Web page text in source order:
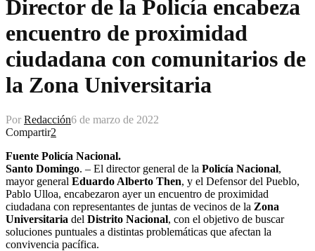
Director de la Policía encabeza
encuentro de proximidad
ciudadana con comunitarios de
la Zona Universitaria
Por Redacción6 de marzo de 2022
Compartir2
Fuente Policía Nacional.
Santo Domingo. – El director general de la Policía Nacional,
mayor general Eduardo Alberto Then, y el Defensor del Pueblo,
Pablo Ulloa, encabezaron ayer un encuentro de proximidad
ciudadana con representantes de juntas de vecinos de la Zona
Universitaria del Distrito Nacional, con el objetivo de buscar
soluciones puntuales a distintas problemáticas que afectan la
convivencia pacífica.